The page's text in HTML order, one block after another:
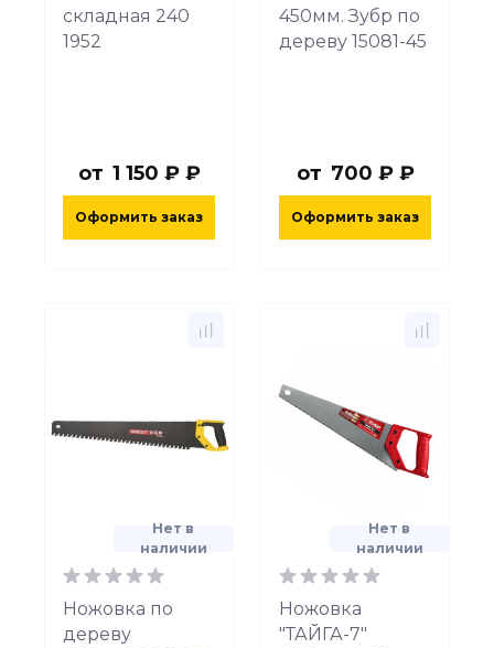
складная 240
1952
от 1 150 ₽ ₽
Оформить заказ
450мм. Зубр по
дереву 15081-45
от 700 ₽ ₽
Оформить заказ
Нет в
наличии
Ножовка по
дереву
Нет в
наличии
Ножовка
"ТАЙГА-7"